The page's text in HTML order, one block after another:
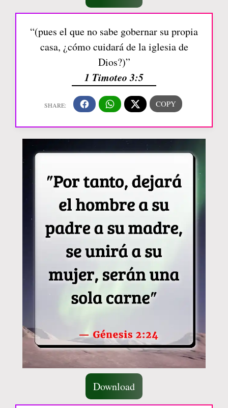
“(pues el que no sabe gobernar su propia
casa, ¿cómo cuidará de la iglesia de
Dios?)”
1 Timoteo 3:5
Download